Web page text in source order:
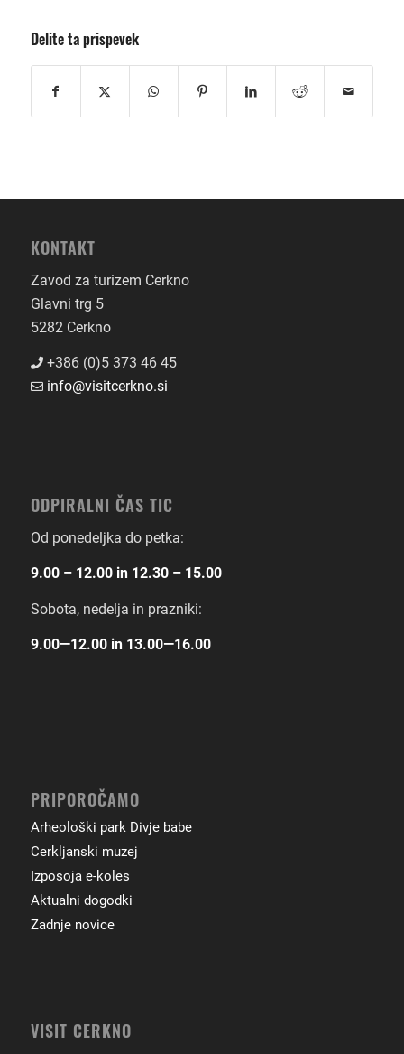
Delite ta prispevek
KONTAKT
Zavod za turizem Cerkno
Glavni trg 5
5282 Cerkno
+386 (0)5 373 46 45
info@visitcerkno.si
ODPIRALNI ČAS TIC
Od ponedeljka do petka:
9.00 – 12.00 in 12.30 – 15.00
Sobota, nedelja in prazniki:
9.00―12.00 in 13.00―16.00
PRIPOROČAMO
Arheološki park Divje babe
Cerkljanski muzej
Izposoja e-koles
Aktualni dogodki
Zadnje novice
VISIT CERKNO